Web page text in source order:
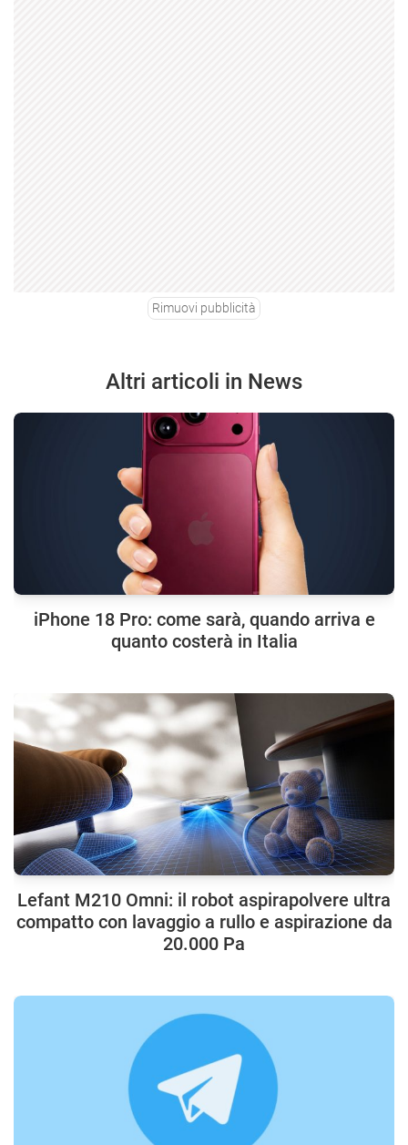
Rimuovi pubblicità
Altri articoli in News
iPhone 18 Pro: come sarà, quando arriva e
quanto costerà in Italia
Lefant M210 Omni: il robot aspirapolvere ultra
compatto con lavaggio a rullo e aspirazione da
20.000 Pa